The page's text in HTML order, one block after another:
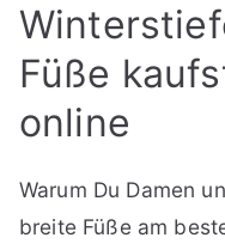
Füße
online
Warum Du Damen
breite Füße am